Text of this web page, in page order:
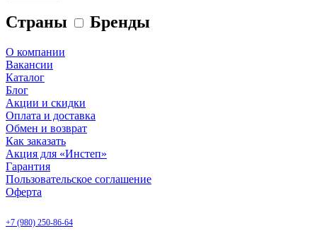
Страны Бренды
О компании
Вакансии
Каталог
Блог
Акции и скидки
Оплата и доставка
Обмен и возврат
Как заказать
Акция для «Инстеп»
Гарантия
Пользовательское соглашение
Оферта
+7 (980) 250-86-64